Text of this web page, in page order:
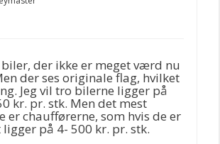
der ikke er meget værd nu
der ses originale flag, hvilket
Jeg vil tro bilerne ligger på
kr. pr. stk. Men det mest
er chaufførerne, som hvis de er
på 4- 500 kr. pr. stk.